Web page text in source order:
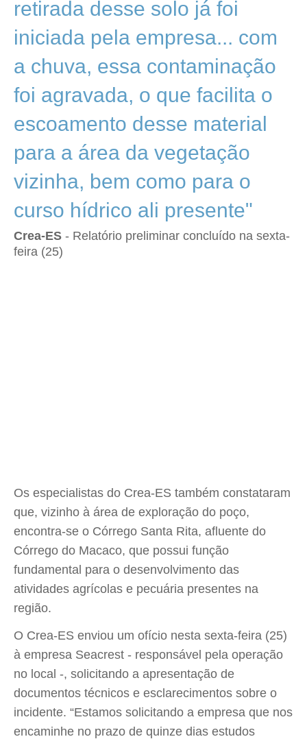
retirada desse solo já foi
iniciada pela empresa... com
a chuva, essa contaminação
foi agravada, o que facilita o
escoamento desse material
para a área da vegetação
vizinha, bem como para o
curso hídrico ali presente"
Crea-ES - Relatório preliminar concluído na sexta-
feira (25)
Os especialistas do Crea-ES também constataram
que, vizinho à área de exploração do poço,
encontra-se o Córrego Santa Rita, afluente do
Córrego do Macaco, que possui função
fundamental para o desenvolvimento das
atividades agrícolas e pecuária presentes na
região.
O Crea-ES enviou um ofício nesta sexta-feira (25)
à empresa Seacrest - responsável pela operação
no local -, solicitando a apresentação de
documentos técnicos e esclarecimentos sobre o
incidente. “Estamos solicitando a empresa que nos
encaminhe no prazo de quinze dias estudos